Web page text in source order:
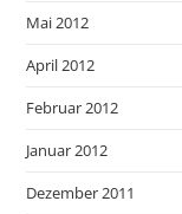
Mai 2012
April 2012
Februar 2012
Januar 2012
Dezember 2011